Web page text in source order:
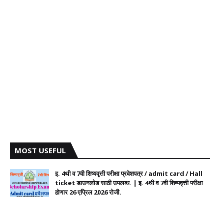
MOST USEFUL
इ. 4थी व 7वी शिष्यवृत्ती परीक्षा प्रवेशपत्र / admit card / Hall
ticket डाउनलोड साठी उपलब्ध. | इ. 4थी व 7वी शिष्यवृत्ती परीक्षा
होणार 26 एप्रिल 2026 रोजी.